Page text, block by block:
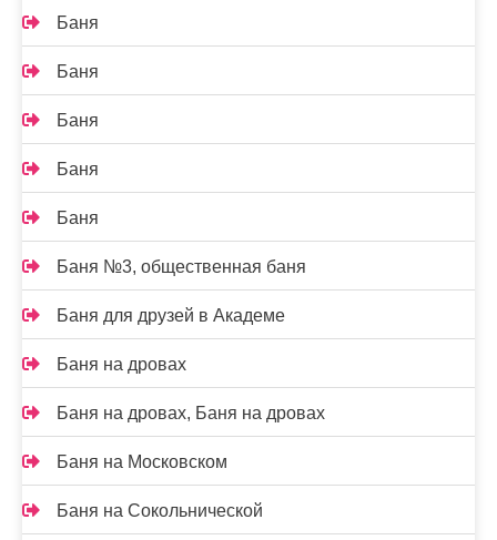
Баня
Баня
Баня
Баня
Баня
Баня №3, общественная баня
Баня для друзей в Академе
Баня на дровах
Баня на дровах, Баня на дровах
Баня на Московском
Баня на Сокольнической